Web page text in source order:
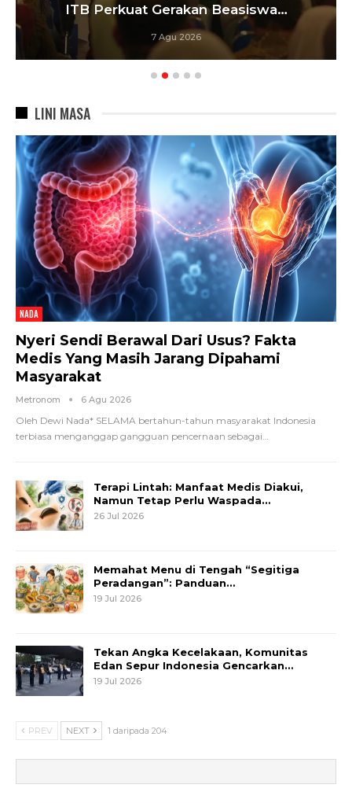
Bangun…
LINI MASA
NADA
Nyeri Sendi Berawal Dari Usus? Fakta
Medis Yang Masih Jarang Dipahami
Masyarakat
Metronom 6 Agu 2026
Oleh Dewi Nada* SELAMA bertahun-tahun masyarakat Indonesia
terbiasa menganggap gangguan pencernaan sebagai…
Terapi Lintah: Manfaat Medis Diakui,
Namun Tetap Perlu Waspada…
26 Jul 2026
Memahat Menu di Tengah “Segitiga
Peradangan”: Panduan…
19 Jul 2026
Tekan Angka Kecelakaan, Komunitas
Edan Sepur Indonesia Gencarkan…
19 Jul 2026
PREV NEXT 1 daripada 204